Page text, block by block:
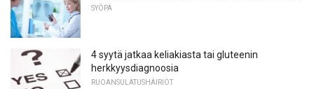
SYÖPÄ
4 syytä jatkaa keliakiasta tai gluteenin
herkkyysdiagnoosia
RUOANSULATUSHÄIRIÖT